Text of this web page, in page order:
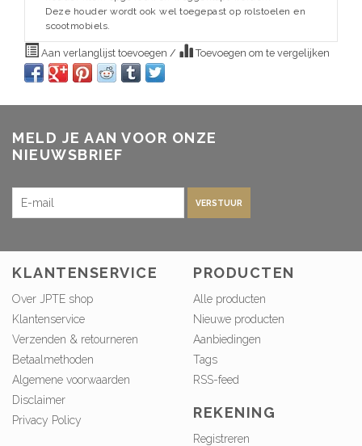
Deze houder wordt ook wel toegepast op rolstoelen en
scootmobiels.
Aan verlanglijst toevoegen / Toevoegen om te vergelijken
MELD JE AAN VOOR ONZE
NIEUWSBRIEF
VERSTUUR
KLANTENSERVICE
Over JPTE shop
Klantenservice
Verzenden & retourneren
Betaalmethoden
Algemene voorwaarden
Disclaimer
Privacy Policy
PRODUCTEN
Alle producten
Nieuwe producten
Aanbiedingen
Tags
RSS-feed
REKENING
Registreren